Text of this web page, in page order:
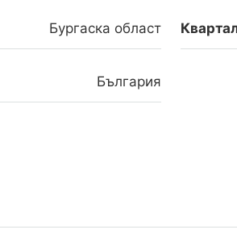
Бургаска област
България